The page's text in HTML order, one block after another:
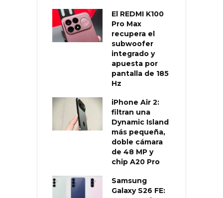
El REDMI K100
Pro Max
recupera el
subwoofer
integrado y
apuesta por
pantalla de 185
Hz
iPhone Air 2:
filtran una
Dynamic Island
más pequeña,
doble cámara
de 48 MP y
chip A20 Pro
Samsung
Galaxy S26 FE: